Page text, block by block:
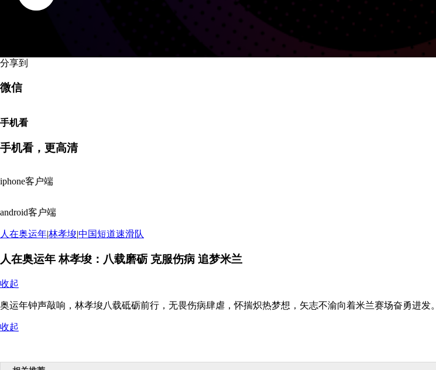
分享到
微信
手机看
手机看，更高清
iphone客户端
android客户端
人在奥运年|林孝埈|中国短道速滑队
人在奥运年 林孝埈：八载磨砺 克服伤病 追梦米兰
收起
奥运年钟声敲响，林孝埈八载砥砺前行，无畏伤病肆虐，怀揣炽热梦想，矢志不渝向着米兰赛场奋勇进发。
收起